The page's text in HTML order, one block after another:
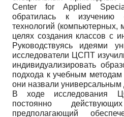
Center
for Applied
обратилась к изучению
технологий (компьютерных,
целях создания классов с
Руководствуясь идеями
исследователи ЦСПТ
индивидуализировать
подхода к учебным
они назвали универсальным
В ходе исследования
постоянно
предполагающий